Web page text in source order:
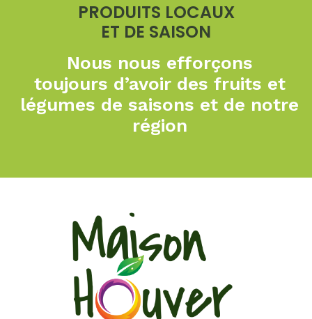
PRODUITS LOCAUX
ET DE SAISON
Nous nous efforçons
toujours d’avoir des fruits et
légumes de saisons et de notre
région